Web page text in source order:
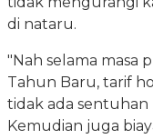
di nataru.
"Nah selama masa
Tahun Baru, tarif
tidak ada sentuhan
Kemudian juga